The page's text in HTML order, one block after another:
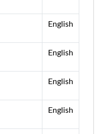
English
English
English
English